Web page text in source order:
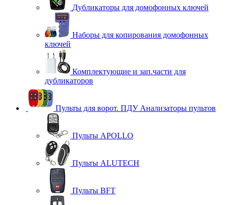
Дубликаторы для домофонных ключей
Наборы для копирования домофонных
ключей
Комплектующие и зап.части для
дубликаторов
Пульты для ворот. ПДУ Анализаторы пультов
Пульты APOLLO
Пульты ALUTECH
Пульты BFT